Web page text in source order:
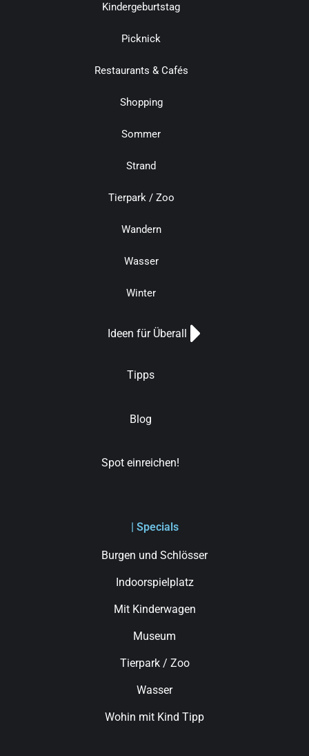
Kindergeburtstag
Picknick
Restaurants & Cafés
Shopping
Sommer
Strand
Tierpark / Zoo
Wandern
Wasser
Winter
Ideen für Überall
Tipps
Blog
Spot einreichen!
| Specials
Burgen und Schlösser
Indoorspielplatz
Mit Kinderwagen
Museum
Tierpark / Zoo
Wasser
Wohin mit Kind Tipp